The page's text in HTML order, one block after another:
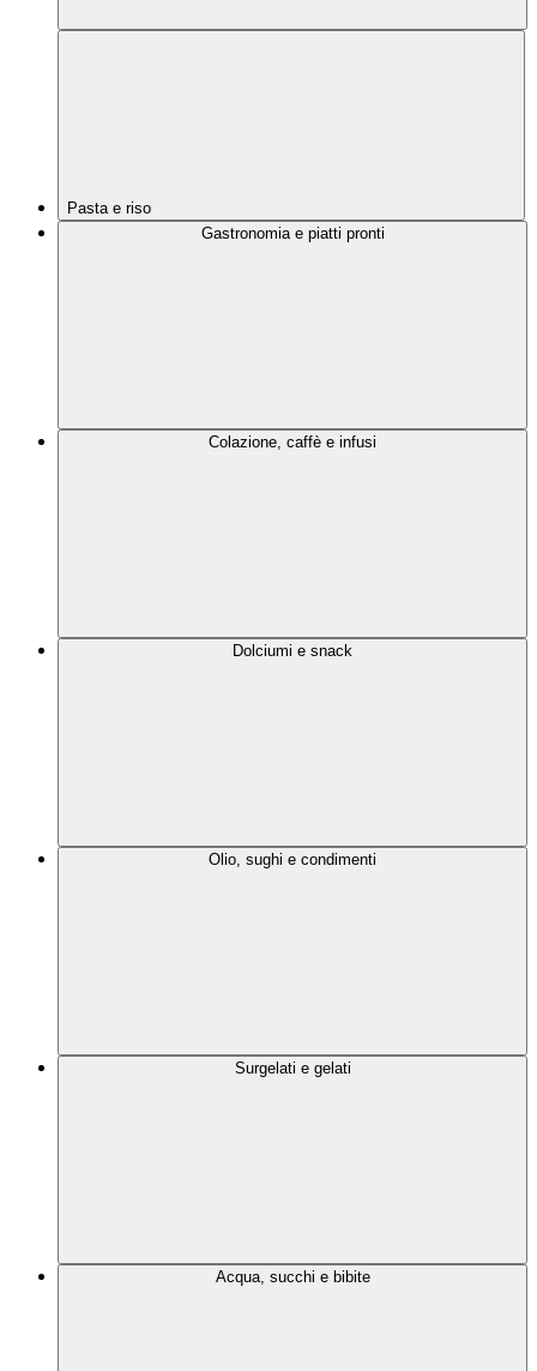
Pasta e riso
Gastronomia e piatti pronti
Colazione, caffè e infusi
Dolciumi e snack
Olio, sughi e condimenti
Surgelati e gelati
Acqua, succhi e bibite